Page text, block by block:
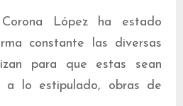
López ha estado
constante las diversas
para que estas sean
a lo estipulado, obras de